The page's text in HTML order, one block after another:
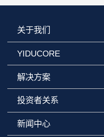
关于我们
YIDUCORE
解决方案
投资者关系
新闻中心